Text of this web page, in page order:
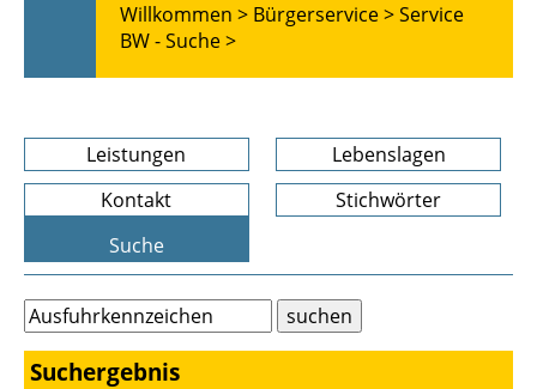
Willkommen > Bürgerservice >Service
BW - Suche >
Leistungen
Lebenslagen
Kontakt
Stichwörter
Suche
Suchergebnis